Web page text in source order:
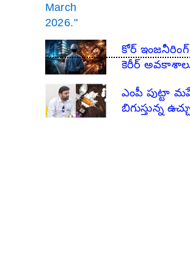
​కోర్
కెరీర్
ఎంపీ పుట్టా
బిగుస్తున్న